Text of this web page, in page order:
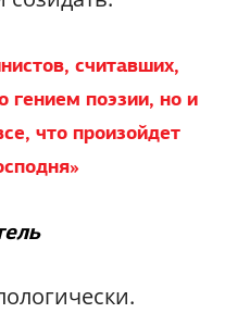
считавших,
гением поэзии, но и
что произойдет